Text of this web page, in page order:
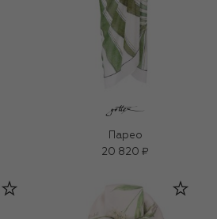
Парео
20 820 ₽